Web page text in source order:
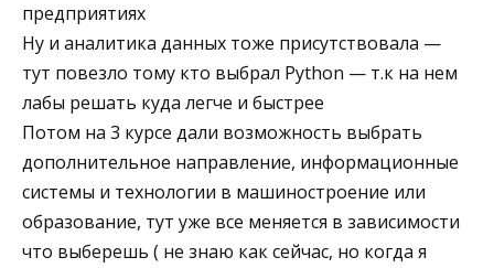
предприятиях
Ну и аналитика данных тоже присутствовала —
тут повезло тому кто выбрал Python — т.к на нем
лабы решать куда легче и быстрее
Потом на 3 курсе дали возможность выбрать
дополнительное направление, информационные
системы и технологии в машиностроение или
образование, тут уже все меняется в зависимости
что выберешь ( не знаю как сейчас, но когда я